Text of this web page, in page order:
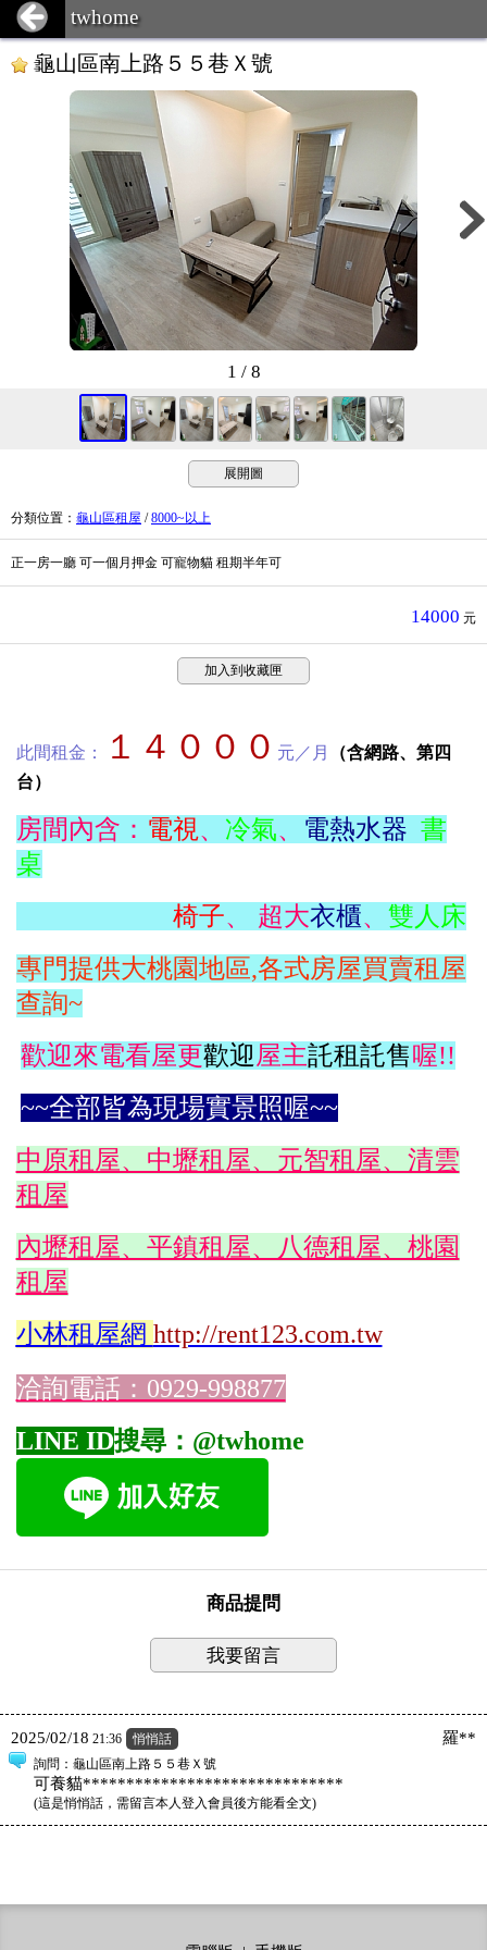
twhome
龜山區南上路５５巷Ｘ號
1 / 8
展開圖
分類位置 ： 龜山區租屋 /8000~以上
正一房一廳 可一個月押金 可寵物貓 租期半年可
14000 元
加入到收藏匣
此間租金： １４０００ 元／月
（含網路、第四
台）
房間內含： 電視、 冷氣、 電熱水器 書
桌
椅子、 超大衣櫃、 雙人床
專門提供大桃園地區,各式房屋買賣租屋
查詢~
歡迎來電看屋更歡迎屋主託租託售喔!!
~~全部皆為現場實景照喔~~
中原租屋、中壢租屋、元智租屋、清雲
租屋
內壢租屋、平鎮租屋、八德租屋、桃園
租屋
小林租屋網 http://rent123.com.tw
洽詢電話：0929-998877
LINE ID搜尋：@twhome
商品提問
我要留言
2025/02/18 21:36 悄悄話 羅**
詢問 ：龜山區南上路５５巷Ｘ號
可養貓******************************
(這是悄悄話，需留言本人登入會員後方能看全文)